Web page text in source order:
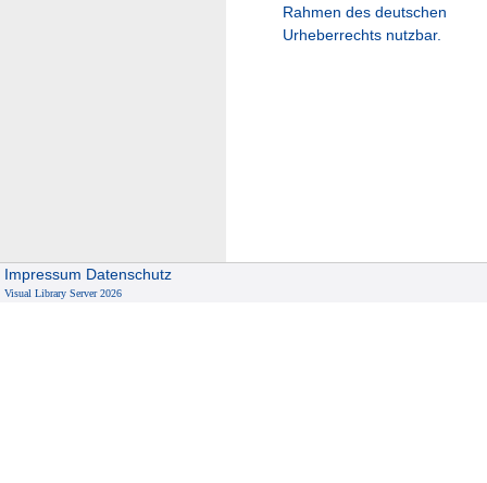
Rahmen des deutschen
Urheberrechts nutzbar.
Impressum Datenschutz
Visual Library Server 2026